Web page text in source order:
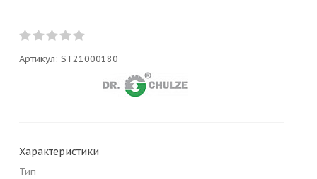
Артикул: ST21000180
Характеристики
Тип